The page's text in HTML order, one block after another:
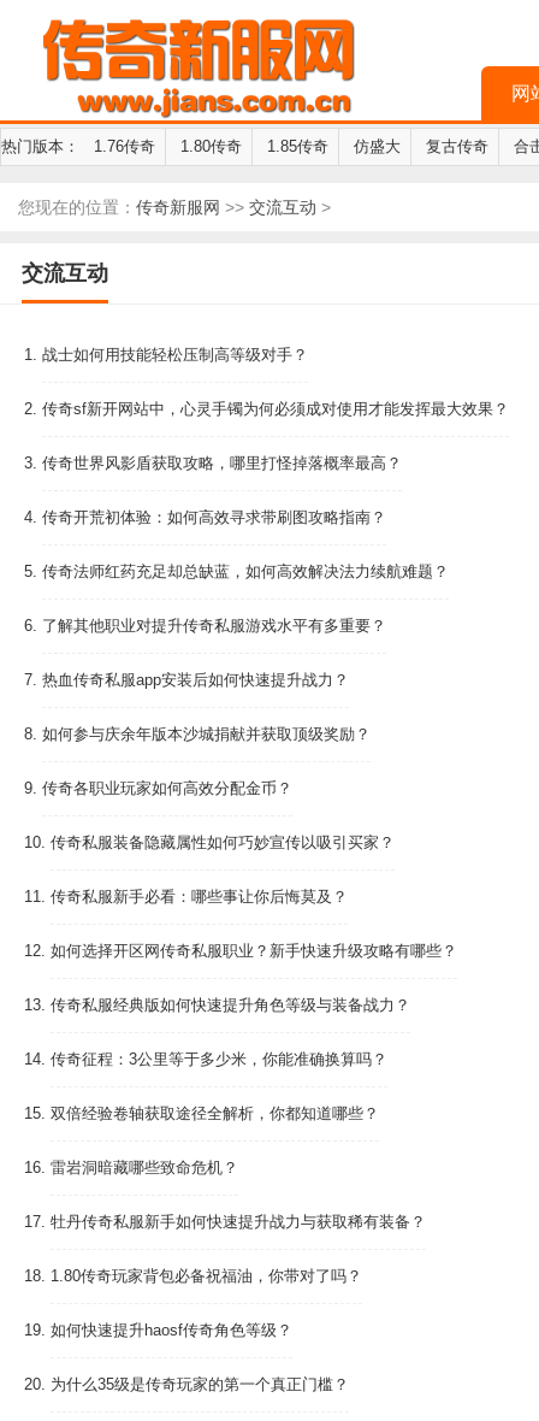
网
热门版本： 1.76传奇 1.80传奇 1.85传奇 仿盛大 复古传奇 合
您现在的位置： 传奇新服网 >> 交流互动 >
交流互动
1. 战士如何用技能轻松压制高等级对手？
2. 传奇sf新开网站中，心灵手镯为何必须成对使用才能发挥最大效果？
3. 传奇世界风影盾获取攻略，哪里打怪掉落概率最高？
4. 传奇开荒初体验：如何高效寻求带刷图攻略指南？
5. 传奇法师红药充足却总缺蓝，如何高效解决法力续航难题？
6. 了解其他职业对提升传奇私服游戏水平有多重要？
7. 热血传奇私服app安装后如何快速提升战力？
8. 如何参与庆余年版本沙城捐献并获取顶级奖励？
9. 传奇各职业玩家如何高效分配金币？
10. 传奇私服装备隐藏属性如何巧妙宣传以吸引买家？
11. 传奇私服新手必看：哪些事让你后悔莫及？
12. 如何选择开区网传奇私服职业？新手快速升级攻略有哪些？
13. 传奇私服经典版如何快速提升角色等级与装备战力？
14. 传奇征程：3公里等于多少米，你能准确换算吗？
15. 双倍经验卷轴获取途径全解析，你都知道哪些？
16. 雷岩洞暗藏哪些致命危机？
17. 牡丹传奇私服新手如何快速提升战力与获取稀有装备？
18. 1.80传奇玩家背包必备祝福油，你带对了吗？
19. 如何快速提升haosf传奇角色等级？
20. 为什么35级是传奇玩家的第一个真正门槛？